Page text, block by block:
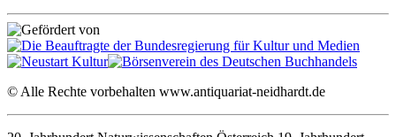
© Alle Rechte vorbehalten www.antiquariat-neidhardt.de